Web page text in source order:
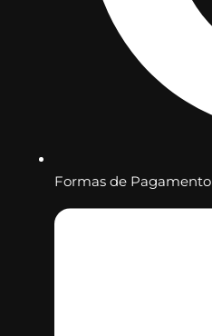
Formas de Pagamento